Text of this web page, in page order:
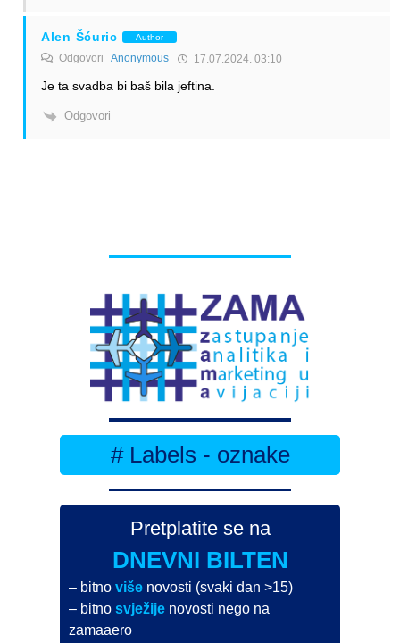
Alen Šćuric Author
Odgovori Anonymous 17.07.2024. 03:10
Je ta svadba bi baš bila jeftina.
Odgovori
# Labels - oznake
Pretplatite se na
DNEVNI BILTEN
– bitnoviše novosti (svaki dan >15)
– bitnosvježije novosti nego na
zamaaero